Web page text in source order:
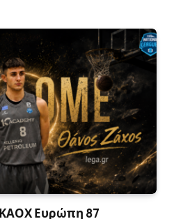
Ευρώπη 87